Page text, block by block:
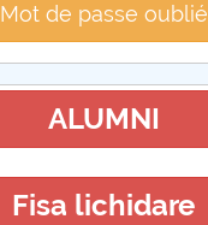
Mot de passe oublié
ALUMNI
Fisa lichidare